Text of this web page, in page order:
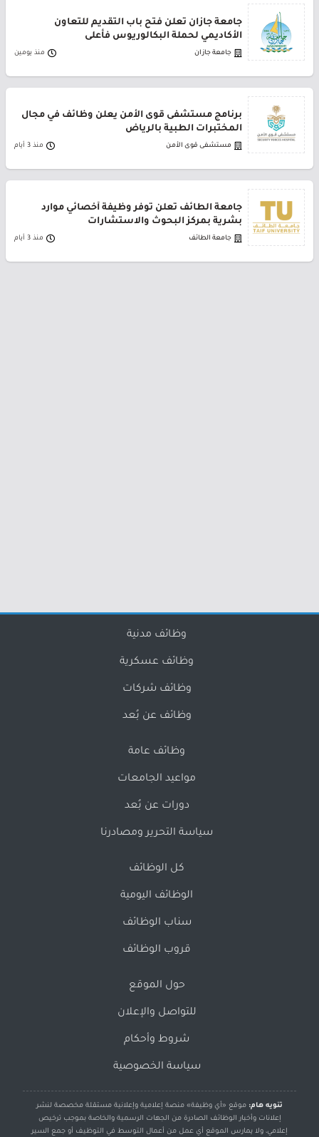
جامعة جازان تعلن فتح باب التقديم للتعاون
الأكاديمي لحملة البكالوريوس فأعلى
جامعة جازان منذ يومين
برنامج مستشفى قوى الأمن يعلن وظائف في مجال
المختبرات الطبية بالرياض
مستشفى قوى الأمن منذ 3 أيام
جامعة الطائف تعلن توفر وظيفة أخصائي موارد
بشرية بمركز البحوث والاستشارات
جامعة الطائف منذ 3 أيام
وظائف مدنية
وظائف عسكرية
وظائف شركات
وظائف عن بُعد
وظائف عامة
مواعيد الجامعات
دورات عن بُعد
سياسة التحرير ومصادرنا
كل الوظائف
الوظائف اليومية
سناب الوظائف
قروب الوظائف
حول الموقع
للتواصل والإعلان
شروط وأحكام
سياسة الخصوصية
تنويه هام: موقع «أي وظيفة» منصة إعلامية وإعلانية مستقلة مخصصة لنشر
إعلانات وأخبار الوظائف الصادرة من الجهات الرسمية والخاصة بموجب ترخيص
إعلامي، ولا يمارس الموقع أي عمل من أعمال التوسط في التوظيف أو جمع السير